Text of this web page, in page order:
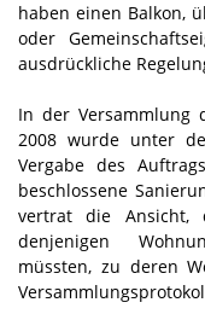
haben einen Balkon,
oder
ausdrückliche
In der Versammlung
2008 wurde unter
Vergabe des
beschlossene
vertrat die Ansicht,
denjenigen
müssten, zu deren